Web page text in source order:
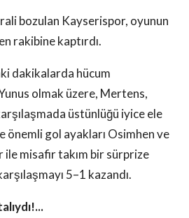
bozulan Kayserispor, oyunun
rakibine kaptırdı.
dakikalarda hücum
olmak üzere, Mertens,
üstünlüğü iyice ele
önemli gol ayakları Osimhen ve
ile misafir takım bir sürprize
5–1 kazandı.